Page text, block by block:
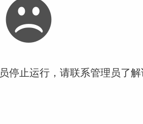
停止运行，请联系管理员了